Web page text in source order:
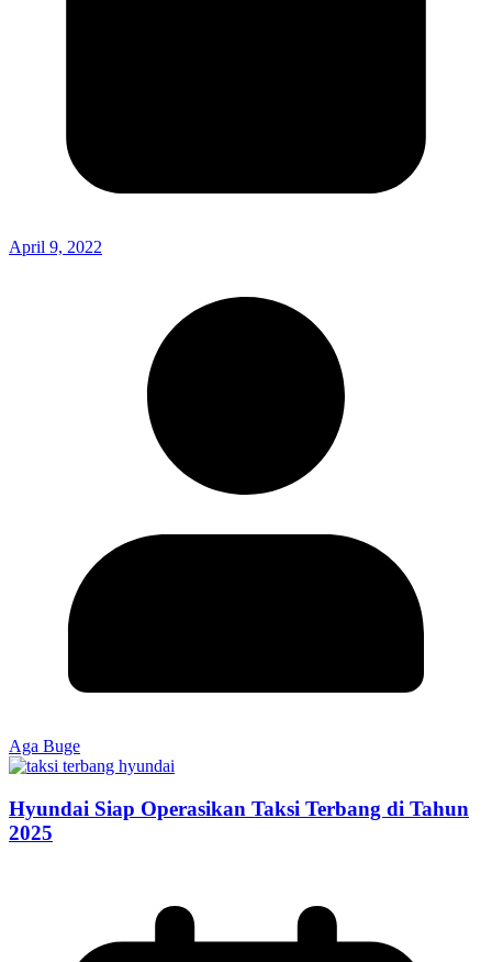
April 9, 2022
Aga Buge
Hyundai Siap Operasikan Taksi Terbang di Tahun
2025